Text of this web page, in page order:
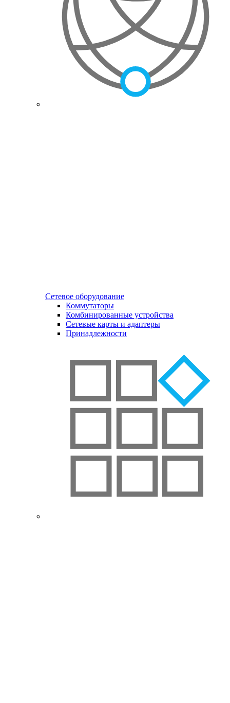
Сетевое оборудование
Коммутаторы
Комбинированные устройства
Сетевые карты и адаптеры
Принадлежности